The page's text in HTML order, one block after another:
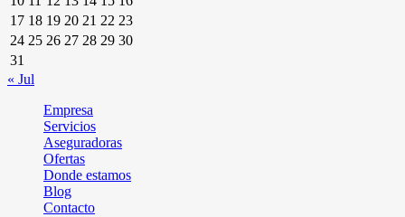
17 18 19 20 21 22 23
24 25 26 27 28 29 30
31
« Jul
Empresa
Servicios
Aseguradoras
Ofertas
Donde estamos
Blog
Contacto